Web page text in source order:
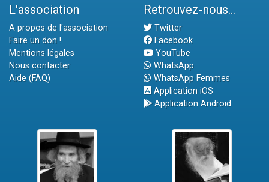
L'association
A propos de l'association
Faire un don !
Mentions légales
Nous contacter
Aide (FAQ)
Retrouvez-nous...
Twitter
Facebook
YouTube
WhatsApp
WhatsApp Femmes
Application iOS
Application Android